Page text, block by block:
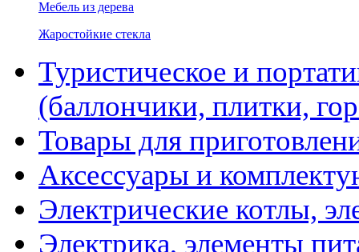
Мебель из дерева
Жаростойкие стекла
Туристическое и
(баллончики, плитки,
Товары для
Аксессуары и
Электрические котлы,
Электрика, элементы